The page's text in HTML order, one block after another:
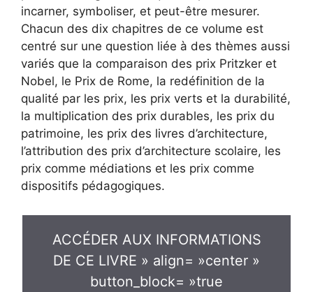
incarner, symboliser, et peut-être mesurer.
Chacun des dix chapitres de ce volume est
centré sur une question liée à des thèmes aussi
variés que la comparaison des prix Pritzker et
Nobel, le Prix de Rome, la redéfinition de la
qualité par les prix, les prix verts et la durabilité,
la multiplication des prix durables, les prix du
patrimoine, les prix des livres d’architecture,
l’attribution des prix d’architecture scolaire, les
prix comme médiations et les prix comme
dispositifs pédagogiques.
ACCÉDER AUX INFORMATIONS
DE CE LIVRE » align= »center »
button_block= »true